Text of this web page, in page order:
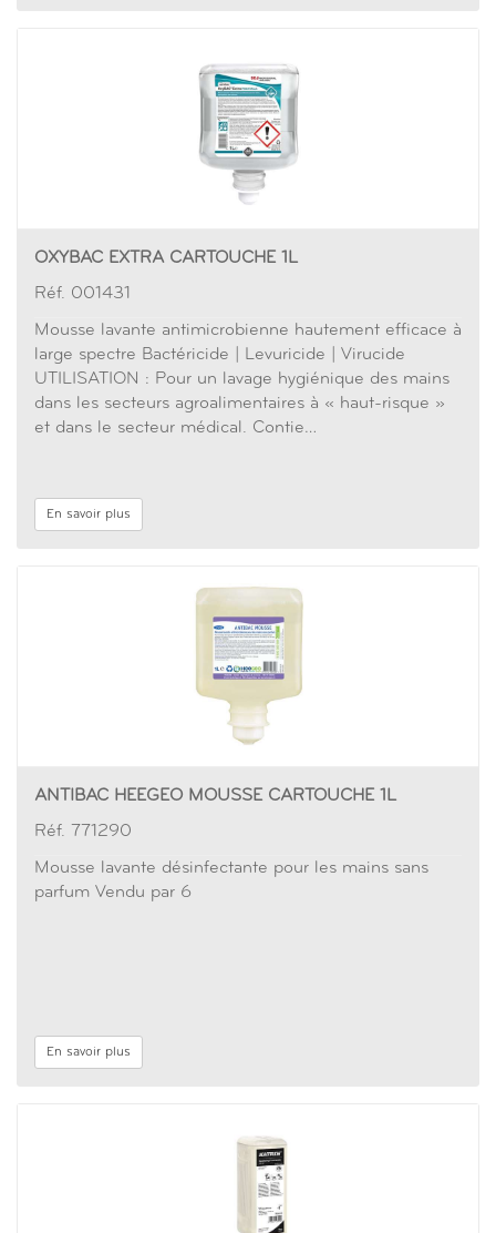
OXYBAC EXTRA CARTOUCHE 1L
Réf. 001431
Mousse lavante antimicrobienne hautement efficace à
large spectre Bactéricide | Levuricide | Virucide
UTILISATION : Pour un lavage hygiénique des mains
dans les secteurs agroalimentaires à « haut-risque »
et dans le secteur médical. Contie…
En savoir plus
ANTIBAC HEEGEO MOUSSE CARTOUCHE 1L
Réf. 771290
Mousse lavante désinfectante pour les mains sans
parfum Vendu par 6
En savoir plus